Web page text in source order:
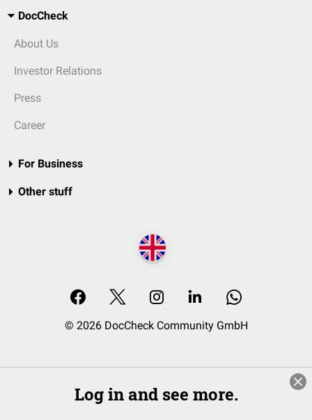
DocCheck
About Us
Investor Relations
Press
Career
For Business
Other stuff
© 2026 DocCheck Community GmbH
Log in and see more.